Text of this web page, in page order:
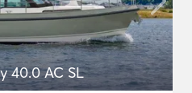
40.0 AC SL